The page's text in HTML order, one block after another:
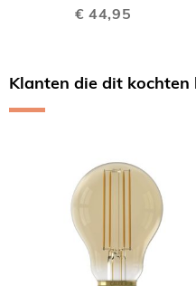
€ 44,95
Klanten die dit kochten